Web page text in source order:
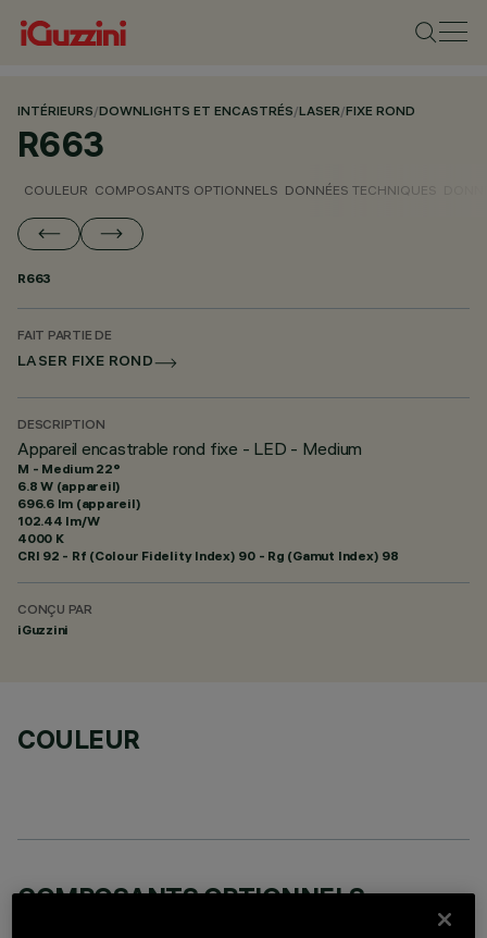
INTÉRIEURS/DOWNLIGHTS ET ENCASTRÉS/LASER/FIXE ROND
R663
COULEUR COMPOSANTS OPTIONNELS DONNÉES TECHNIQUES
R663
FAIT PARTIE DE
LASER FIXE ROND
DESCRIPTION
Appareil encastrable rond fixe - LED - Medium
M - Medium 22°
6.8 W (appareil)
696.6 lm (appareil)
102.44 lm/W
4000 K
CRI 92 - Rf (Colour Fidelity Index) 90 - Rg (Gamut Index) 98
CONÇU PAR
iGuzzini
COULEUR
COMPOSANTS OPTIONNELS